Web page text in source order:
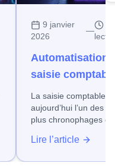
9 janvier
2026
—
Automatisation
saisie
gagner du
fiabiliser vos
La saisie comptable reste
aujourd’hui l’un des
plus chronophages
domaine dans lequel
Lire l’article